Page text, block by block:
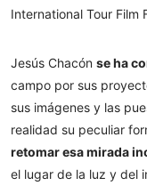
International Tour Film
Jesús Chacón se ha
campo por sus
sus imágenes y las
realidad su peculiar
retomar esa mirada
el lugar de la luz y del